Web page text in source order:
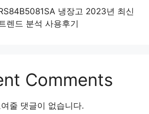
냉장고 2023년 최신
트렌드 분석 사용후기
Comments
여줄 댓글이 없습니다.